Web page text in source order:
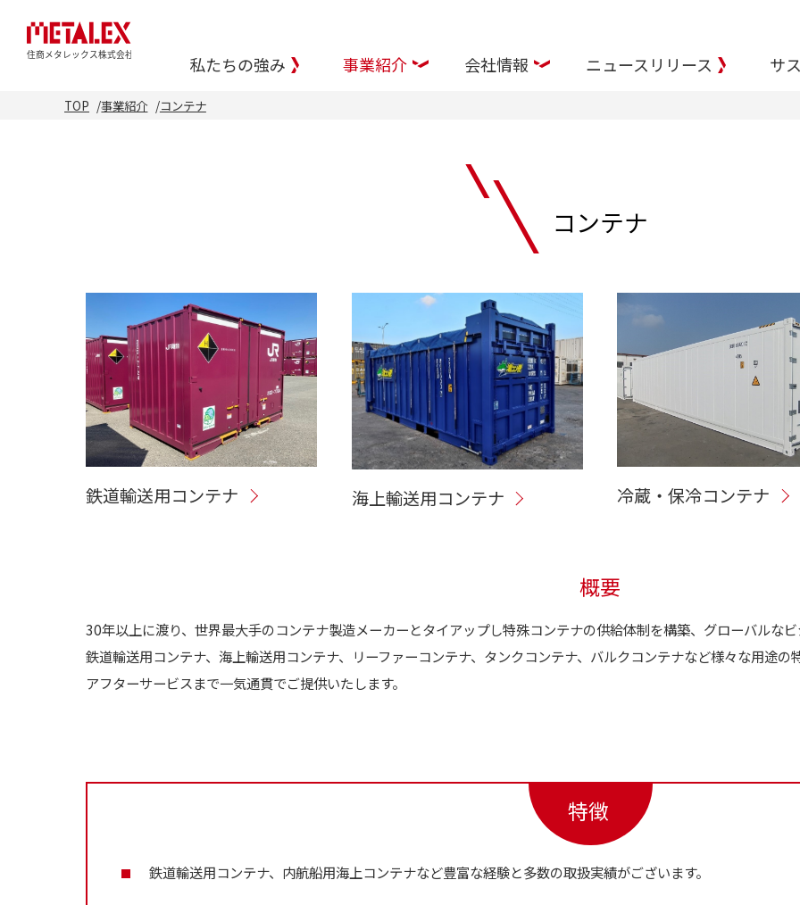
私たちの強み 事業紹介 会社情報 ニュースリリース サ
TOP 事業紹介 コンテナ
コンテナ
鉄道輸送用コンテナ 海上輸送用コンテナ 冷蔵・保冷コンテナ
概要
30年以上に渡り、世界最大手のコンテナ製造メーカーとタイアップし特殊コンテナの供給体制を構築、グローバルな
鉄道輸送用コンテナ、海上輸送用コンテナ、リーファーコンテナ、タンクコンテナ、バルクコンテナなど様々な用途
アフターサービスまで一気通貫でご提供いたします。
特徴
鉄道輸送用コンテナ、内航船用海上コンテナなど豊富な経験と多数の取扱実績がございます。